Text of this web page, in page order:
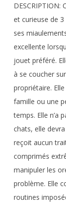
et curieuse de
ses
excellente
jouet préféré.
à se coucher
propriétaire.
famille ou une
temps. Elle n’a
chats, elle
reçoit aucun
comprimés
manipuler les
problème. Elle
routines